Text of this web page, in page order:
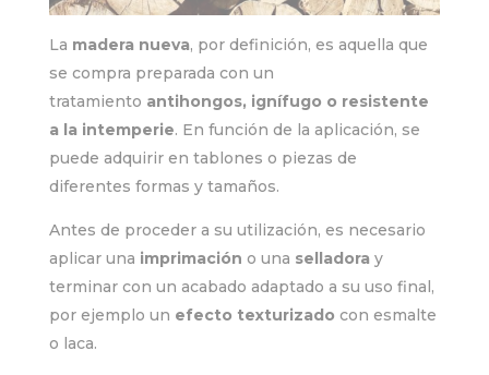
La madera nueva, por definición, es aquella que
se compra preparada con un
tratamiento antihongos, ignífugo o resistente
a la intemperie. En función de la aplicación, se
puede adquirir en tablones o piezas de
diferentes formas y tamaños.
Antes de proceder a su utilización, es necesario
aplicar una imprimación o una selladoray
terminar con un acabado adaptado a su uso final,
por ejemplo un efecto texturizado con esmalte
o laca.